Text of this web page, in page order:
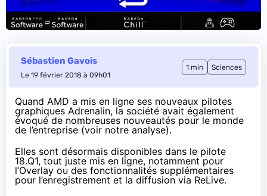
Sébastien Gavois
Le 19 février 2018 à 09h01
1 min Sciences
Quand AMD a mis en ligne ses nouveaux pilotes
graphiques Adrenalin, la société avait également
évoqué de nombreuses nouveautés pour le monde
de l’entreprise (voir notre analyse).
Elles sont désormais disponibles dans le pilote
18.Q1, tout juste mis en ligne, notamment pour
l’Overlay ou des fonctionnalités supplémentaires
pour l’enregistrement et la diffusion via ReLive.